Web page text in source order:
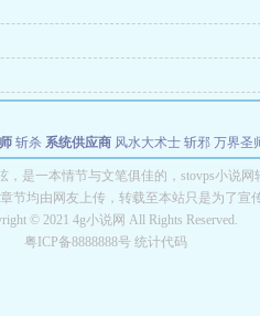
斩杀 系统供应商 风水大术士 斩邪 万界圣
位面复制大师 华娱特效大亨 原始大厨王 怪
长别打脸
，是一本情节与文笔俱佳的，stovps小说网
节均由网友上传，转载至本站只是为了宣
© 2021 4g小说网 All Rights Reserved.
粤ICP备8888888号 统计代码